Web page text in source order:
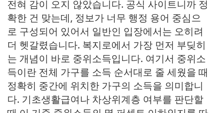
전혀 감이 오지 않았습니다. 공식 사이트니까 정
확한 건 맞는데, 정보가 너무 행정 용어 중심으
로 구성되어 있어서 일반인 입장에서는 오히려
더 헷갈렸습니다. 복지로에서 가장 먼저 부딪히
는 개념이 바로 중위소득입니다. 여기서 중위소
득이란 전체 가구를 소득 순서대로 줄 세웠을 때
정확히 중간에 위치한 가구의 소득을 의미합니
다. 기초생활급여나 차상위계층 여부를 판단할